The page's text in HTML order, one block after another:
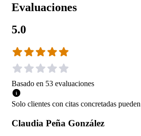
Evaluaciones
5.0
Basado en 53 evaluaciones
Solo clientes con citas concretadas
Claudia Peña González